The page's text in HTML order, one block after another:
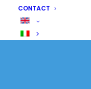
CONTACT
24 MARCH